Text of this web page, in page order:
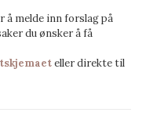
å melde inn forslag på
du ønsker å få
eller direkte til